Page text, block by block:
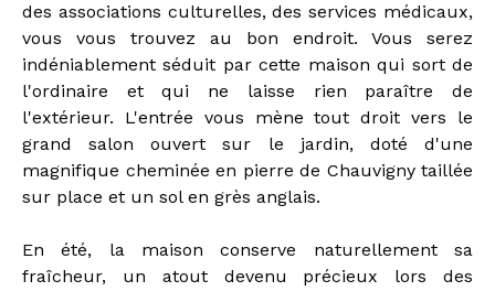
des associations culturelles, des services médicaux,
vous vous trouvez au bon endroit. Vous serez
indéniablement séduit par cette maison qui sort de
l'ordinaire et qui ne laisse rien paraître de
l'extérieur. L'entrée vous mène tout droit vers le
grand salon ouvert sur le jardin, doté d'une
magnifique cheminée en pierre de Chauvigny taillée
sur place et un sol en grès anglais.
En été, la maison conserve naturellement sa
fraîcheur, un atout devenu précieux lors des